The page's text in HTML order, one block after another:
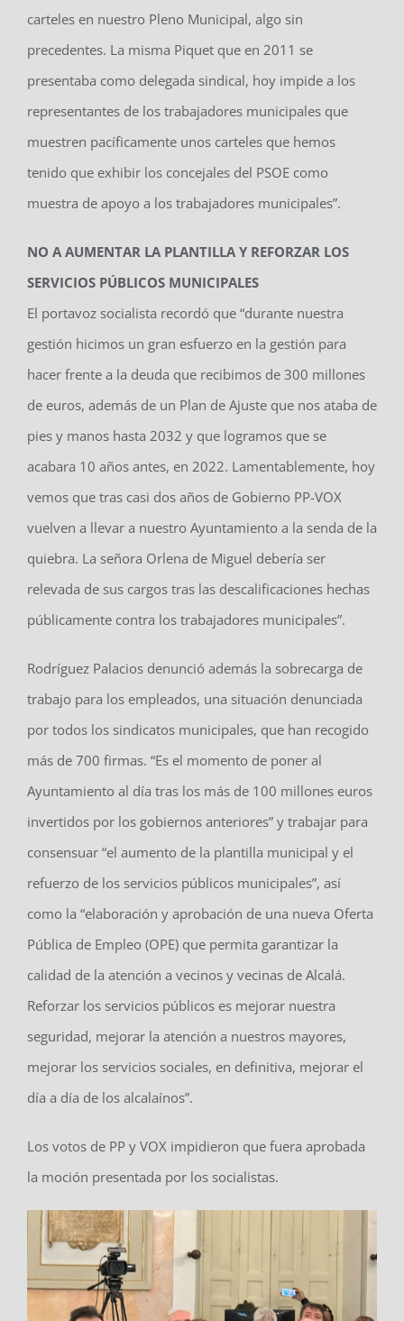
carteles en nuestro Pleno Municipal, algo sin
precedentes. La misma Piquet que en 2011 se
presentaba como delegada sindical, hoy impide a los
representantes de los trabajadores municipales que
muestren pacíficamente unos carteles que hemos
tenido que exhibir los concejales del PSOE como
muestra de apoyo a los trabajadores municipales”.
NO A AUMENTAR LA PLANTILLA Y REFORZAR LOS
SERVICIOS PÚBLICOS MUNICIPALES
El portavoz socialista recordó que “durante nuestra
gestión hicimos un gran esfuerzo en la gestión para
hacer frente a la deuda que recibimos de 300 millones
de euros, además de un Plan de Ajuste que nos ataba de
pies y manos hasta 2032 y que logramos que se
acabara 10 años antes, en 2022. Lamentablemente, hoy
vemos que tras casi dos años de Gobierno PP-VOX
vuelven a llevar a nuestro Ayuntamiento a la senda de la
quiebra. La señora Orlena de Miguel debería ser
relevada de sus cargos tras las descalificaciones hechas
públicamente contra los trabajadores municipales”.
Rodríguez Palacios denunció además la sobrecarga de
trabajo para los empleados, una situación denunciada
por todos los sindicatos municipales, que han recogido
más de 700 firmas. “Es el momento de poner al
Ayuntamiento al día tras los más de 100 millones euros
invertidos por los gobiernos anteriores” y trabajar para
consensuar “el aumento de la plantilla municipal y el
refuerzo de los servicios públicos municipales”, así
como la “elaboración y aprobación de una nueva Oferta
Pública de Empleo (OPE) que permita garantizar la
calidad de la atención a vecinos y vecinas de Alcalá.
Reforzar los servicios públicos es mejorar nuestra
seguridad, mejorar la atención a nuestros mayores,
mejorar los servicios sociales, en definitiva, mejorar el
día a día de los alcalaínos”.
Los votos de PP y VOX impidieron que fuera aprobada
la moción presentada por los socialistas.